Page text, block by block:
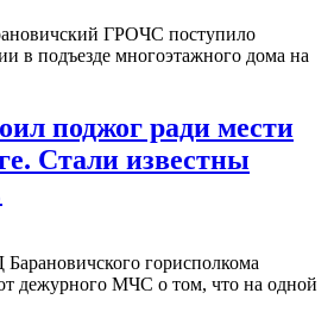
ГРОЧС поступило
в подъезде многоэтажного дома на
поджог ради мести
Стали известны
горисполкома
дежурного МЧС о том, что на одной